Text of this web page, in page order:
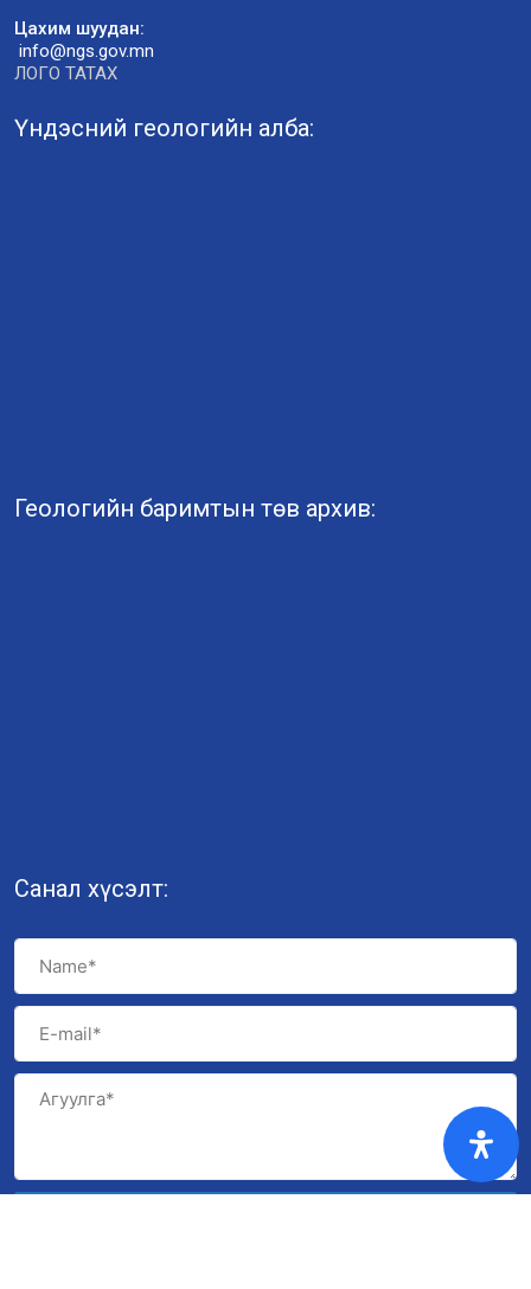
Цахим шуудан:
info@ngs.gov.mn
ЛОГО ТАТАХ
Үндэсний геологийн алба:
Геологийн баримтын төв архив:
Санал хүсэлт: